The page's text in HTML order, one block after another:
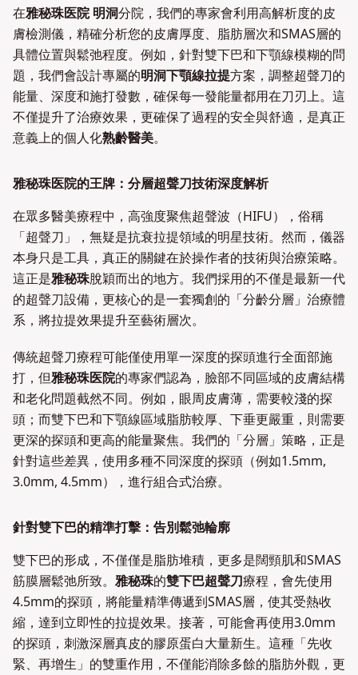
在雅秘珠医院 明洞分院，我們的專家會利用高解析度的皮
膚檢測儀，精確分析您的皮膚厚度、脂肪層次和SMAS層的
具體位置與鬆弛程度。例如，針對雙下巴和下顎線模糊的問
題，我們會設計專屬的明洞下顎線拉提方案，調整超聲刀的
能量、深度和施打發數，確保每一發能量都用在刀刃上。這
不僅提升了治療效果，更確保了過程的安全與舒適，是真正
意義上的個人化熟齡醫美。
雅秘珠医院的王牌：分層超聲刀技術深度解析
在眾多醫美療程中，高強度聚焦超聲波（HIFU），俗稱
「超聲刀」，無疑是抗衰拉提領域的明星技術。然而，儀器
本身只是工具，真正的關鍵在於操作者的技術與治療策略。
這正是雅秘珠脫穎而出的地方。我們採用的不僅是最新一代
的超聲刀設備，更核心的是一套獨創的「分齡分層」治療體
系，將拉提效果提升至藝術層次。
傳統超聲刀療程可能僅使用單一深度的探頭進行全面部施
打，但雅秘珠医院的專家們認為，臉部不同區域的皮膚結構
和老化問題截然不同。例如，眼周皮膚薄，需要較淺的探
頭；而雙下巴和下顎線區域脂肪較厚、下垂更嚴重，則需要
更深的探頭和更高的能量聚焦。我們的「分層」策略，正是
針對這些差異，使用多種不同深度的探頭（例如1.5mm,
3.0mm, 4.5mm），進行組合式治療。
針對雙下巴的精準打擊：告別鬆弛輪廓
雙下巴的形成，不僅僅是脂肪堆積，更多是闊頸肌和SMAS
筋膜層鬆弛所致。 雅秘珠的雙下巴超聲刀療程，會先使用
4.5mm的探頭，將能量精準傳遞到SMAS層，使其受熱收
縮，達到立即性的拉提效果。接著，可能會再使用3.0mm
的探頭，刺激深層真皮的膠原蛋白大量新生。這種「先收
緊、再增生」的雙重作用，不僅能消除多餘的脂肪外觀，更